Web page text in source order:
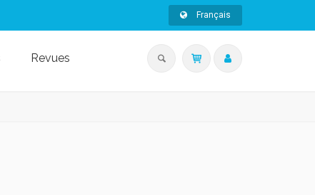
Français
Revues